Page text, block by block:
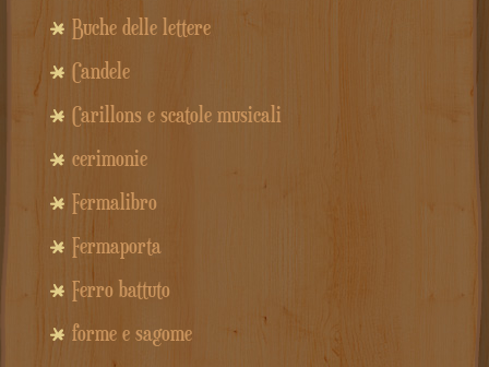
Buche delle lettere
Candele
Carillons e scatole musicali
cerimonie
Fermalibro
Fermaporta
Ferro battuto
forme e sagome